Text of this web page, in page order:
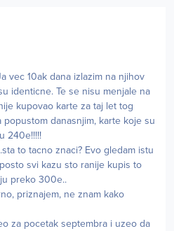
vec 10ak dana izlazim na njihov
identicne. Te se nisu menjale na
kupovao karte za taj let tog
popustom danasnjim, karte koje su
240e!!!!!
to tacno znaci? Evo gledam istu
svi kazu sto ranije kupis to
preko 300e..
priznajem, ne znam kako
za pocetak septembra i uzeo da